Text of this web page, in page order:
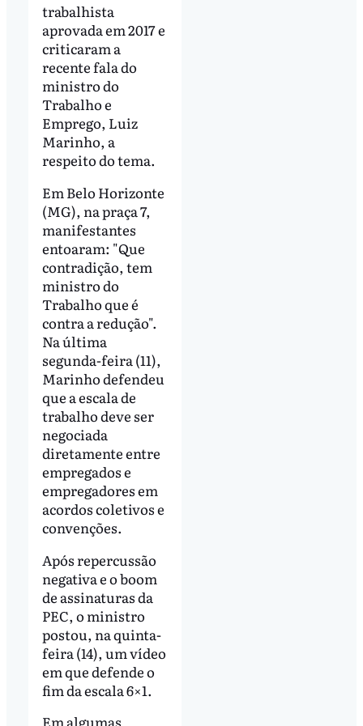
trabalhista
aprovada em 2017 e
criticaram a
recente fala do
ministro do
Trabalho e
Emprego, Luiz
Marinho, a
respeito do tema.
Em Belo Horizonte
(MG), na praça 7,
manifestantes
entoaram: "Que
contradição, tem
ministro do
Trabalho que é
contra a redução".
Na última
segunda-feira (11),
Marinho defendeu
que a escala de
trabalho deve ser
negociada
diretamente entre
empregados e
empregadores em
acordos coletivos e
convenções.
Após repercussão
negativa e o boom
de assinaturas da
PEC, o ministro
postou, na quinta-
feira (14), um vídeo
em que defende o
fim da escala 6×1.
Em algumas